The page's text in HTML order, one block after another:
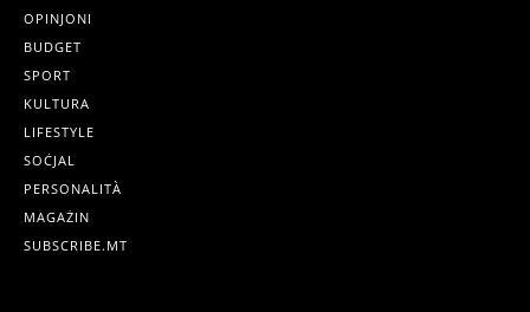
OPINJONI
BUDGET
SPORT
KULTURA
LIFESTYLE
SOĊJAL
PERSONALITÀ
MAGAŻIN
SUBSCRIBE.MT